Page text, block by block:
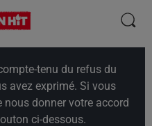
tenu du refus du
avez exprimé. Si vous
nous donner votre accord
ci-dessous.